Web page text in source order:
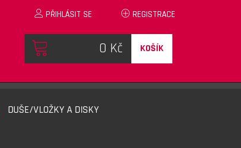
PŘIHLÁSIT SE REGISTRACE
KOŠÍK
DUŠE/VLOŽKY A DISKY